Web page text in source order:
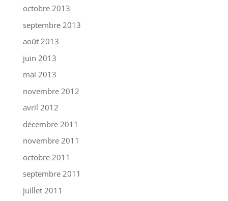
octobre 2013
septembre 2013
août 2013
juin 2013
mai 2013
novembre 2012
avril 2012
décembre 2011
novembre 2011
octobre 2011
septembre 2011
juillet 2011